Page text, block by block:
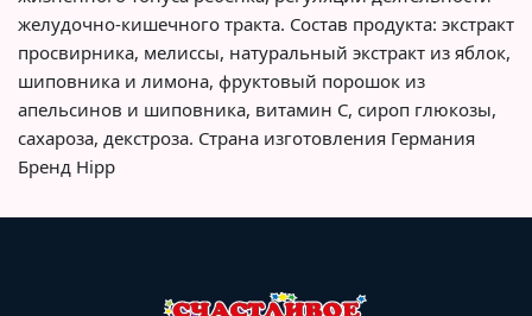
желудочно-кишечного тракта. Состав продукта: экстракт
просвирника, мелиссы, натуральный экстракт из яблок,
шиповника и лимона, фруктовый порошок из
апельсинов и шиповника, витамин С, сироп глюкозы,
сахароза, декстроза. Страна изготовления Германия
Бренд Hipp